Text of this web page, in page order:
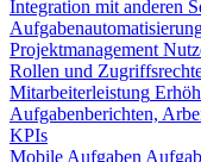
Integration mit anderen
Projektmanagement
Rollen und
Mitarbeiterleistung
Aufgabenberichten,
KPIs
Mobile Aufgaben